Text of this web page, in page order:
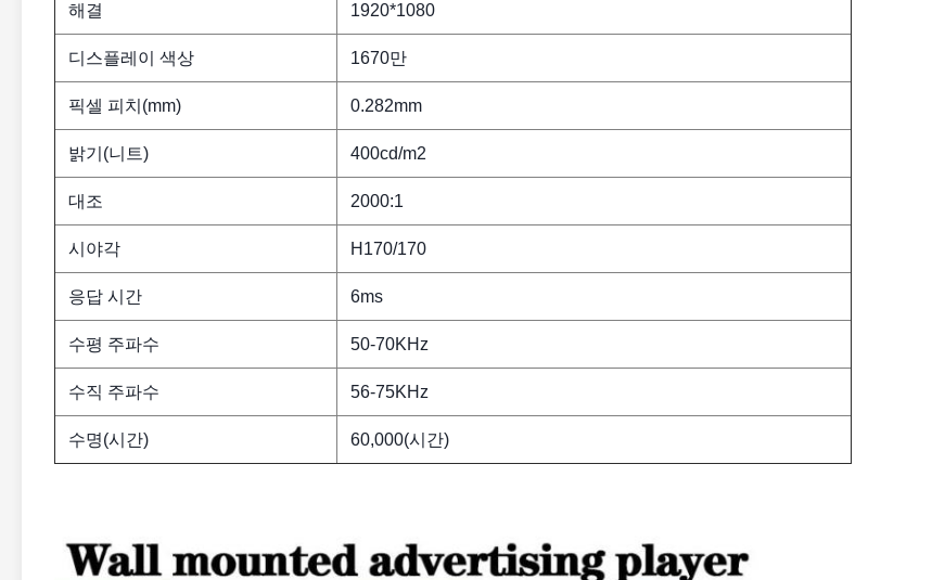
해결 1920*1080
디스플레이 색상 1670만
픽셀 피치(mm) 0.282mm
밝기(니트) 400cd/m2
대조 2000:1
시야각 H170/170
응답 시간 6ms
수평 주파수 50-70KHz
수직 주파수 56-75KHz
수명(시간) 60,000(시간)